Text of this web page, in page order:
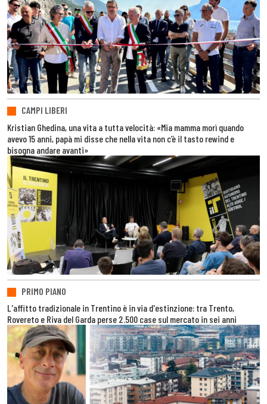
CAMPI LIBERI
Kristian Ghedina, una vita a tutta velocità: «Mia mamma morì quando
avevo 15 anni, papà mi disse che nella vita non c’è il tasto rewind e
bisogna andare avanti»
PRIMO PIANO
L'affitto tradizionale in Trentino è in via d'estinzione: tra Trento,
Rovereto e Riva del Garda perse 2.500 case sul mercato in sei anni